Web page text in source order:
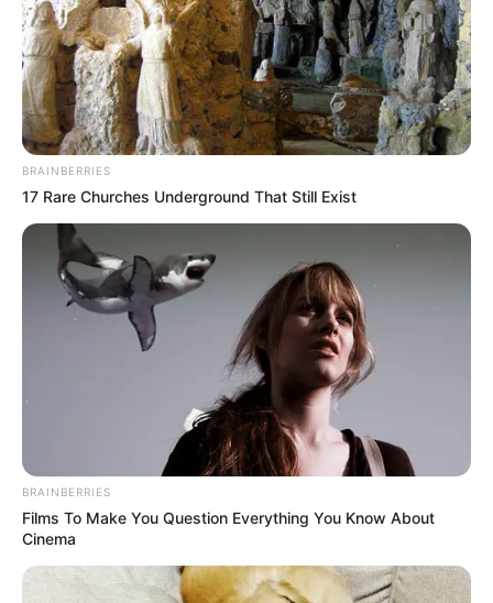
BRAINBERRIES
17 Rare Churches Underground That Still Exist
BRAINBERRIES
Films To Make You Question Everything You Know About
Cinema